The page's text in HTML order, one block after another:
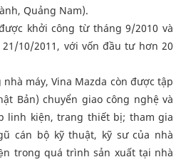
Quảng Nam).
khởi công từ tháng 9/2010 và
10/2011, với vốn đầu tư hơn 20
máy, Vina Mazda còn được tập
Bản) chuyển giao công nghệ và
linh kiện, trang thiết bị; tham gia
cán bộ kỹ thuật, kỹ sư của nhà
trong quá trình sản xuất tại nhà